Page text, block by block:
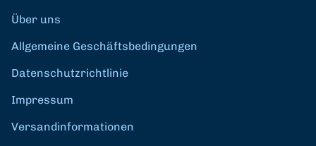
Über uns
Allgemeine Geschäftsbedingungen
Datenschutzrichtlinie
Impressum
Versandinformationen